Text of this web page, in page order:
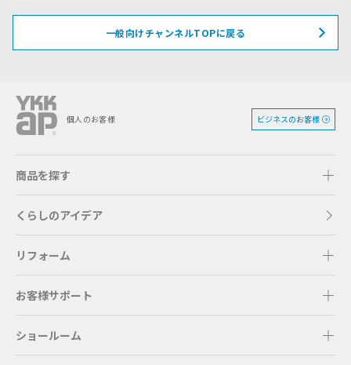
一般向けチャンネルTOPに戻る
個人のお客様 ビジネスのお客様
商品を探す
くらしのアイデア
リフォーム
お客様サポート
ショールーム